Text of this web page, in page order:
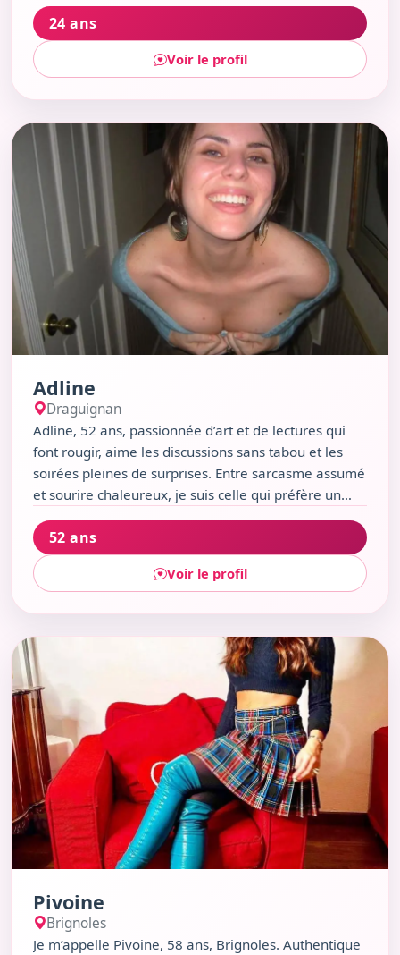
Capricorne à l’humour léger, je croque la vie avec
gourmandise et authenticité.
24 ans
Voir le profil
Voir le profil de Adline
Adline
Draguignan
Adline, 52 ans, passionnée d’art et de lectures qui
font rougir, aime les discussions sans tabou et les
soirées pleines de surprises. Entre sarcasme assumé
et sourire chaleureux, je suis celle qui préfère un
endiablée. Si tu partages le goût des expos, du hip-
hop, ou d’une cuisine indienne relevée, retrouvons-
nous autour d’un verre au Déclic Café ou pour une
52 ans
Voir le profil
Voir le profil de Pivoine
Pivoine
Brignoles
Je m’appelle Pivoine, 58 ans, Brignoles. Authentique